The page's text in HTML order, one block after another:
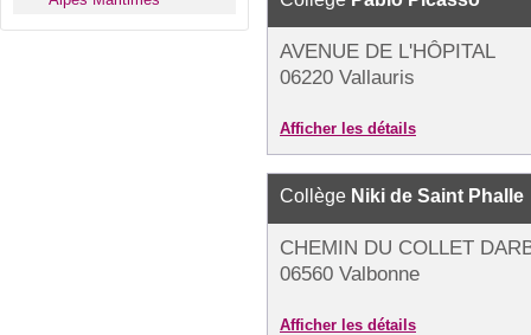
AVENUE DE L'HÔPITAL
06220 Vallauris
Afficher les détails
Collège Niki de Saint Phalle
CHEMIN DU COLLET
06560 Valbonne
Afficher les détails